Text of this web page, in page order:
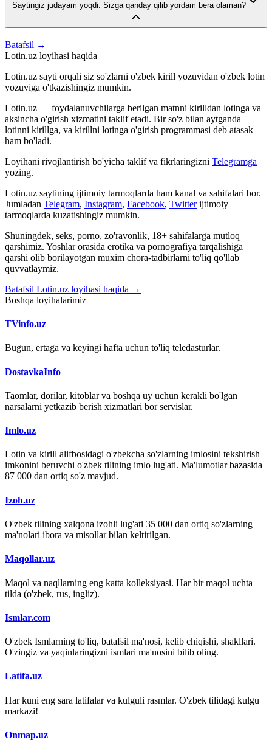
Saytingiz judayam yoqdi. Sizga qanday qilib yordam bera olaman?
Batafsil →
Lotin.uz loyihasi haqida
Lotin.uz sayti orqali siz so'zlarni o'zbek kirill yozuvidan o'zbek lotin
yozuviga o'tkazishingiz mumkin.
Lotin.uz — foydalanuvchilarga berilgan matnni kirilldan lotinga va
aksincha o'girish xizmatini taklif etadi. Bir so'z bilan aytganda
lotinni kirillga, va kirillni lotinga o'girish programmasi deb atasak
ham bo'ladi.
Loyihani rivojlantirish bo'yicha taklif va fikrlaringizni Telegramga
yozing.
Lotin.uz saytining ijtimoiy tarmoqlarda ham kanal va sahifalari bor.
Jumladan Telegram, Instagram, Facebook, Twitter ijtimoiy
tarmoqlarda kuzatishingiz mumkin.
Shuningdek, seks, porno, zo'ravonlik, 18+ sahifalarga mutloq
qarshimiz. Yoshlar orasida erotika va pornografiya tarqalishiga
qarshi olib borilayotgan muxim chora-tadbirlarni to'liq qo'llab
quvvatlaymiz.
Batafsil Lotin.uz loyihasi haqida →
Boshqa loyihalarimiz
TVinfo.uz
Bugun, ertaga va keyingi hafta uchun to'liq teledasturlar.
DostavkaInfo
Taomlar, dorilar, kitoblar va boshqa uy uchun kerakli bo'lgan
narsalarni yetkazib berish xizmatlari bor servislar.
Imlo.uz
Lotin va kirill alifbosidagi o'zbekcha so'zlarning imlosini tekshirish
imkonini beruvchi o'zbek tilining imlo lug'ati. Ma'lumotlar bazasida
87 000 dan ortiq so'z mavjud.
Izoh.uz
O'zbek tilining xalqona izohli lug'ati 35 000 dan ortiq so'zlarning
ma'nolari ibora va misollar bilan keltirilgan.
Maqollar.uz
Maqol va naqllarning eng katta kolleksiyasi. Har bir maqol uchta
tilda (o'zbek, rus, ingliz).
Ismlar.com
O'zbek Ismlarning to'liq, batafsil ma'nosi, kelib chiqishi, shakllari.
O'zingiz va yaqinlaringizni ismlari ma'nosini bilib oling.
Latifa.uz
Har kuni eng sara latifalar va kulguli rasmlar. O'zbek tilidagi kulgu
markazi!
Onmap.uz